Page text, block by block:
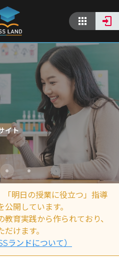
イト
「明日の授業に役立つ」 指導
公開しています。
教育実践から作られており、
だけます。
ランドについて）